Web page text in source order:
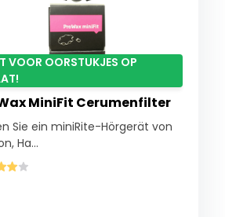
VOOR OORSTUKJES OP
MiniFit Cerumenfilter
Sie ein miniRite-Hörgerät von
Ha...